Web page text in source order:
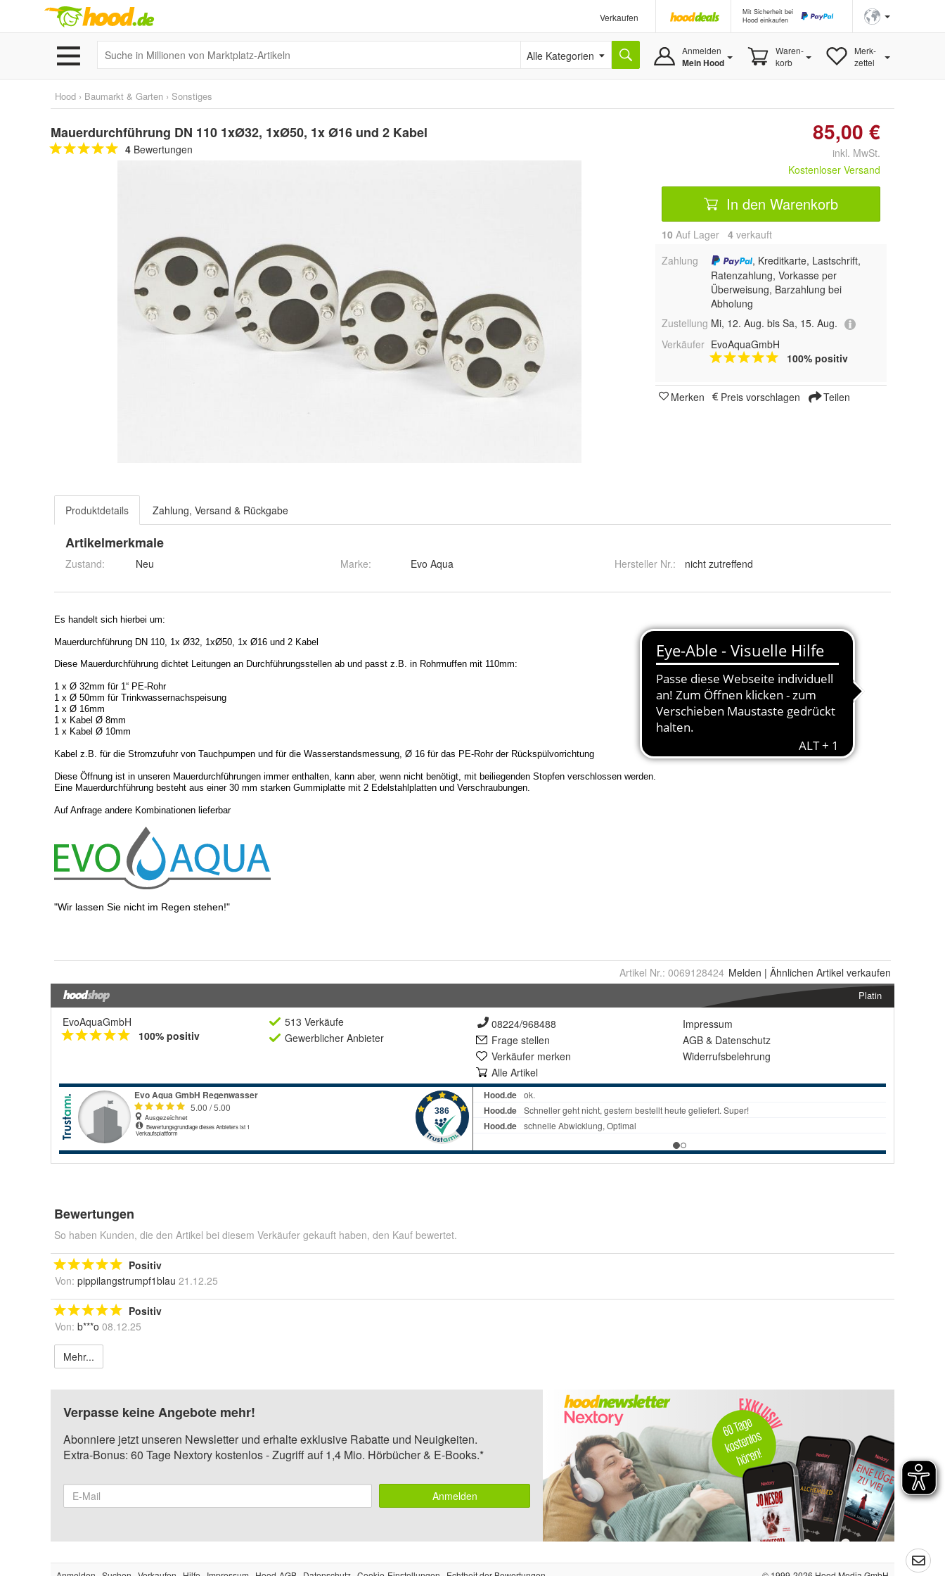
Verkaufen
Mit Sicherheit bei
Hood einkaufen
Alle Kategorien Anmelden
Mein Hood
Waren-
korb
Merk-
zettel
Hood › Baumarkt & Garten › Sonstiges
Mauerdurchführung DN 110 1xØ32, 1xØ50, 1x Ø16 und 2 Kabel
4 Bewertungen
85,00 €
inkl. MwSt.
Kostenloser Versand
In den Warenkorb
10 Auf Lager 4 verkauft
Zahlung
, Kreditkarte, Lastschrift,
Ratenzahlung, Vorkasse per
Überweisung, Barzahlung bei
Abholung
Zustellung Mi, 12. Aug. bis Sa, 15. Aug.
Verkäufer EvoAquaGmbH
100% positiv
Merken Preis vorschlagen Teilen
Produktdetails Zahlung, Versand & Rückgabe
Artikelmerkmale
Zustand: Neu Marke: Evo Aqua Hersteller Nr.: nicht zutreffend
Artikel Nr.: 0069128424 Melden | Ähnlichen Artikel verkaufen
Platin
EvoAquaGmbH
100% positiv
513 Verkäufe
Gewerblicher Anbieter
08224/968488
Frage stellen
Verkäufer merken
Alle Artikel
Impressum
AGB & Datenschutz
Widerrufsbelehrung
Bewertungen
So haben Kunden, die den Artikel bei diesem Verkäufer gekauft haben, den Kauf bewertet.
Positiv
Von: pippilangstrumpf1blau 21.12.25
Positiv
Von: b***o 08.12.25
Mehr...
Verpasse keine Angebote mehr!
Abonniere jetzt unseren Newsletter und erhalte exklusive Rabatte und Neuigkeiten.
Extra-Bonus: 60 Tage Nextory kostenlos - Zugriff auf 1,4 Mio. Hörbücher & E-Books.*
Anmelden